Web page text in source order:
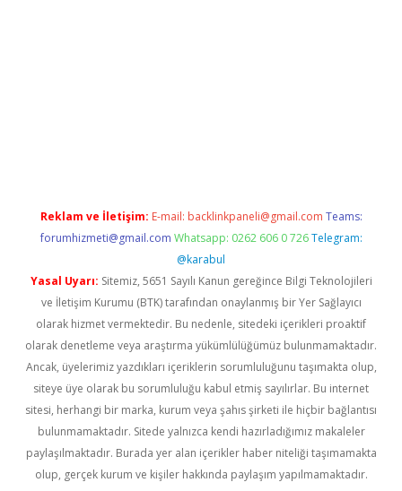
Reklam ve İletişim: E-mail: backlinkpaneli@gmail.com Teams:
forumhizmeti@gmail.com Whatsapp: 0262 606 0 726 Telegram:
@karabul
Yasal Uyarı: Sitemiz, 5651 Sayılı Kanun gereğince Bilgi Teknolojileri
ve İletişim Kurumu (BTK) tarafından onaylanmış bir Yer Sağlayıcı
olarak hizmet vermektedir. Bu nedenle, sitedeki içerikleri proaktif
olarak denetleme veya araştırma yükümlülüğümüz bulunmamaktadır.
Ancak, üyelerimiz yazdıkları içeriklerin sorumluluğunu taşımakta olup,
siteye üye olarak bu sorumluluğu kabul etmiş sayılırlar. Bu internet
sitesi, herhangi bir marka, kurum veya şahıs şirketi ile hiçbir bağlantısı
bulunmamaktadır. Sitede yalnızca kendi hazırladığımız makaleler
paylaşılmaktadır. Burada yer alan içerikler haber niteliği taşımamakta
olup, gerçek kurum ve kişiler hakkında paylaşım yapılmamaktadır.